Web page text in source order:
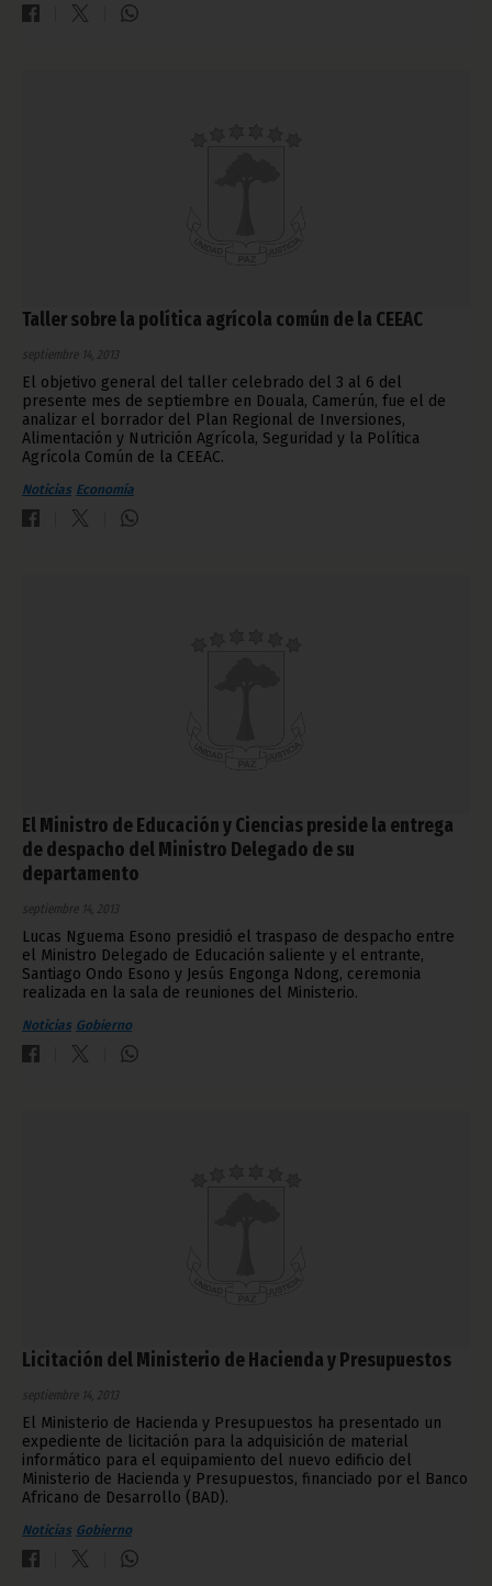
Taller sobre la política agrícola común de la CEEAC
septiembre 14, 2013
El objetivo general del taller celebrado del 3 al 6 del
presente mes de septiembre en Douala, Camerún, fue el de
analizar el borrador del Plan Regional de Inversiones,
Alimentación y Nutrición Agrícola, Seguridad y la Política
Agrícola Común de la CEEAC.
Noticias Economía
El Ministro de Educación y Ciencias preside la entrega
de despacho del Ministro Delegado de su
departamento
septiembre 14, 2013
Lucas Nguema Esono presidió el traspaso de despacho entre
el Ministro Delegado de Educación saliente y el entrante,
Santiago Ondo Esono y Jesús Engonga Ndong, ceremonia
realizada en la sala de reuniones del Ministerio.
Noticias Gobierno
Licitación del Ministerio de Hacienda y Presupuestos
septiembre 14, 2013
El Ministerio de Hacienda y Presupuestos ha presentado un
expediente de licitación para la adquisición de material
informático para el equipamiento del nuevo edificio del
Ministerio de Hacienda y Presupuestos, financiado por el Banco
Africano de Desarrollo (BAD).
Noticias Gobierno